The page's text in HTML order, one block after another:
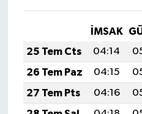
İMSAK
25 Tem Cts
04:14
26 Tem Paz
04:15
27 Tem Pts
04:16